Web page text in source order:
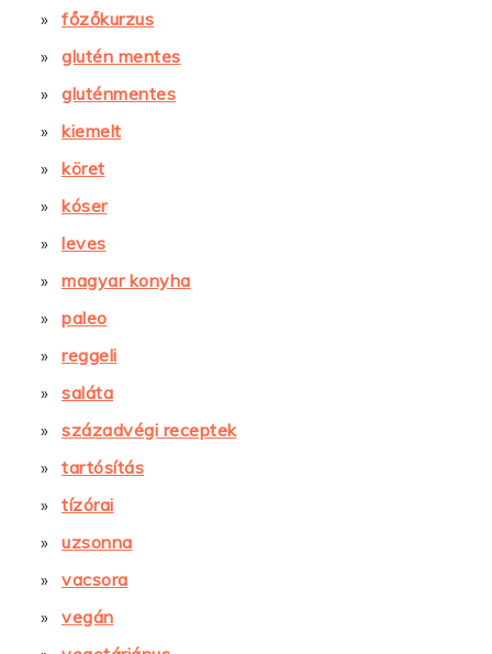
főzőkurzus
glutén mentes
gluténmentes
kiemelt
köret
kóser
leves
magyar konyha
paleo
reggeli
saláta
századvégi receptek
tartósítás
tízórai
uzsonna
vacsora
vegán